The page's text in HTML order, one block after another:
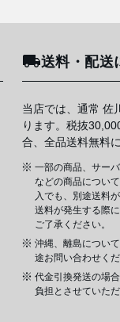
送料・配送
当店では、通常 佐
ります。税抜
合、全品送料無料
一部の商品、サー
などの商品につい
入でも、別途送料
送料が発生する際
ご了承ください。
沖縄、離島につい
途お問い合わせく
代金引換発送の場
負担とさせていた